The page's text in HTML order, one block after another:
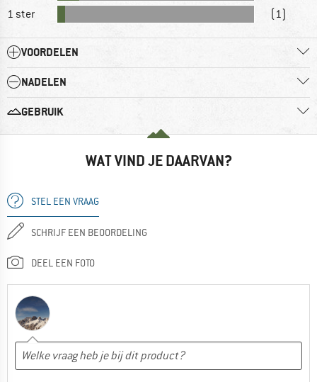
1 ster
(1)
VOORDELEN
NADELEN
GEBRUIK
WAT VIND JE DAARVAN?
STEL EEN VRAAG
SCHRIJF EEN BEOORDELING
DEEL EEN FOTO